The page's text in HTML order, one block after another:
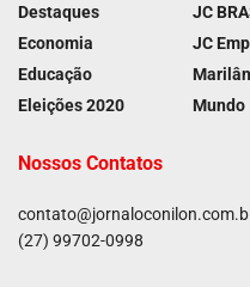
Destaques
Economia
Educação
Eleições 2020
JC
JC
Mundo
Nossos Contatos
(27) 99702-0998